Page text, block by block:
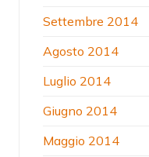
Settembre 2014
Agosto 2014
Luglio 2014
Giugno 2014
Maggio 2014